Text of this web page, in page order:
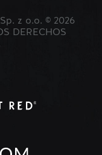
z o.o. © 2026
DERECHOS